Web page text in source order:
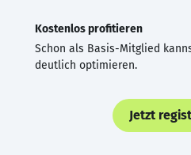
Kostenlos profitieren
Schon als Basis-Mitglied
deutlich optimieren.
Jetzt